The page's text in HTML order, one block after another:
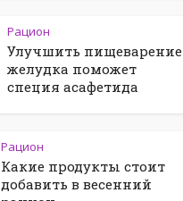
Рацион
Улучшить пищеварение
желудка поможет
специя асафетида
Рацион
Какие продукты стоит
добавить в весенний